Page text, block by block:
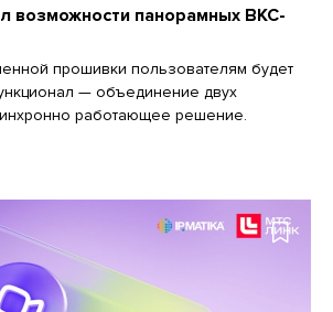
возможности панорамных ВКС-
прошивки пользователям будет
— объединение двух
работающее решение.